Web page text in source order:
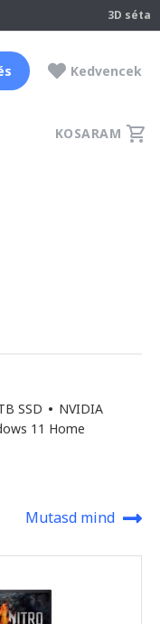
3D séta
Kedvencek
KOSARAM
SSD • NVIDIA
11 Home
Mutasd mind